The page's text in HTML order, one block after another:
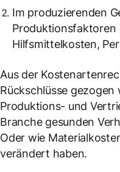
Im produzierenden
Produktionsfaktoren
Hilfsmittelkosten,
Aus der
Rückschlüsse gezogen
Produktions- und
Branche gesunden
Oder wie
verändert haben.